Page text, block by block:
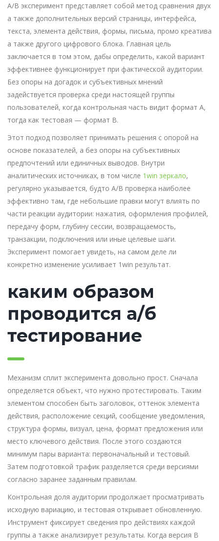
A/B эксперимент представляет собой метод сравнения двух
а также дополнительных версий страницы, интерфейса,
текста, элемента действия, формы, письма, промо креатива
а также другого цифрового блока. Главная цель
заключается в том этом, дабы определить, какой вариант
эффективнее функционирует при фактической аудитории.
Без опоры на догадок и субъективных мнений
задействуется проверка среди настоящей группы
пользователей, когда контрольная часть видит формат A,
тогда как тестовая — формат B.
Этот подход позволяет принимать решения с опорой на
основе показателей, а без опоры на субъективных
предпочтений или единичных выводов. Внутри
аналитических источниках, в том числе 1win зеркало,
регулярно указывается, будто A/B проверка наиболее
эффективно там, где небольшие правки могут влиять по
части реакции аудитории: нажатия, оформления профилей,
передачу форм, глубину сессии, возвращаемость,
транзакции, подключения или иные целевые шаги.
Эксперимент помогает увидеть, на самом деле ли
конкретно изменение усиливает 1win результат.
каким образом
проводится а/б
тестирование
Механизм сплит эксперимента довольно прост. Сначала
определяется объект, что нужно протестировать. Таким
элементом способен быть заголовок, оттенок элемента
действия, расположение секций, сообщение уведомления,
структура формы, визуал, цена, формат предложения или
место ключевого действия. После этого создаются
минимум пары варианта: первоначальный и тестовый.
Затем подготовкой трафик разделяется среди версиями
согласно заранее заданным правилам.
Контрольная доля аудитории продолжает просматривать
исходную вариацию, и тестовая открывает обновленную.
Инструмент фиксирует сведения про действиях каждой
группы а также анализирует результаты. Когда версия B